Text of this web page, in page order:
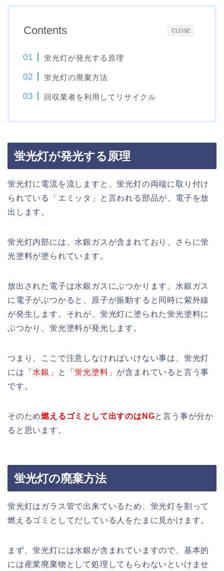
CLOSE
Contents
蛍光灯が発光する原理
蛍光灯の廃棄方法
回収業者を利用してリサイクル
蛍光灯が発光する原理
蛍光灯に電流を流しますと、蛍光灯の両端に取り付け
られている「エミッタ」と言われる部品が、電子を放
出します。
蛍光灯内部には、水銀ガスが含まれており、さらに蛍
光塗料が塗られています。
放出された電子は水銀ガスにぶつかります。水銀ガス
に電子がぶつかると、原子が振動すると同時に紫外線
が発生します。それが、蛍光灯に塗られた蛍光塗料に
ぶつかり、蛍光塗料が発光します。
つまり、ここで注意しなければいけない事は、蛍光灯
には 「水銀」 と 「蛍光塗料」 が含まれていると言う事
です。
そのため燃えるゴミとして出すのはNGと言う事が分か
ると思います。
蛍光灯の廃棄方法
蛍光灯はガラス管で出来ているため、蛍光灯を割って
燃えるゴミとしてだしている人をたまに見かけます。
まず、蛍光灯には水銀が含まれていますので、基本的
には産業廃棄物として処理してもらわないといけませ